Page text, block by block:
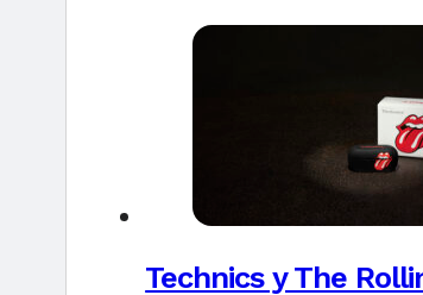
Technics y The